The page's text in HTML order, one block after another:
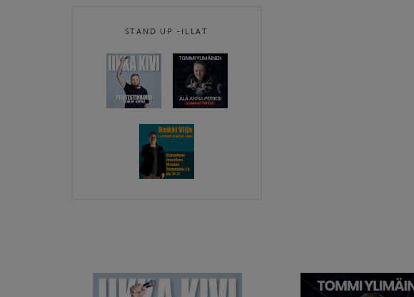
STAND UP -ILLAT